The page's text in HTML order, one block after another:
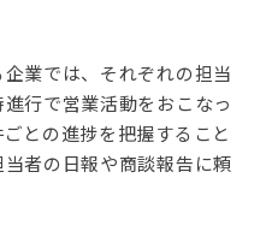
業では、それぞれの担当
行で営業活動をおこなっ
との進捗を把握すること
者の日報や商談報告に頼